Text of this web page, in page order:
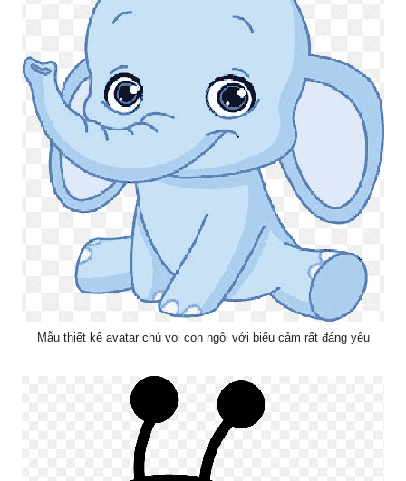
Mẫu thiết kế avatar chú voi con ngôi với biểu cảm rất đáng yêu